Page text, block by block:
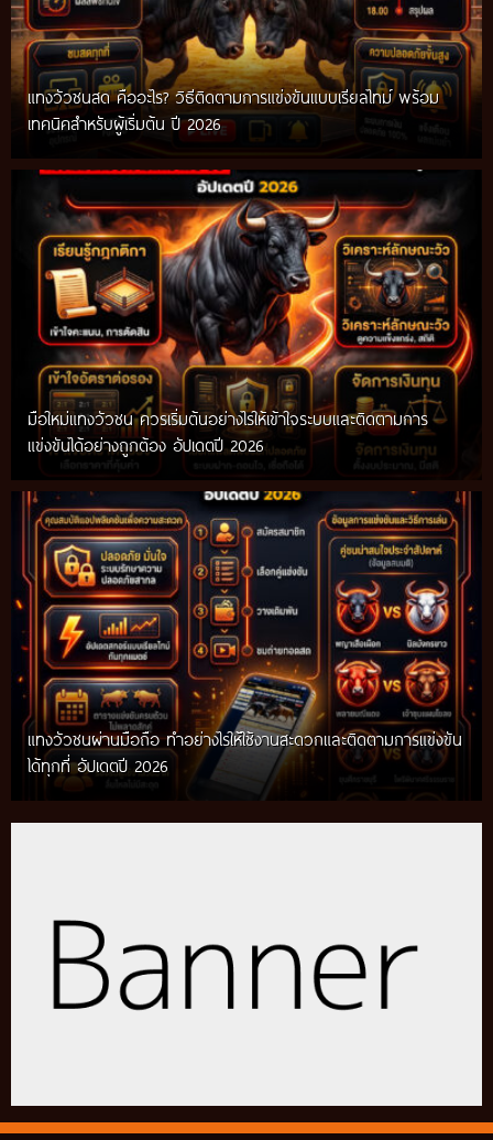
แทงวัวชนสด คืออะไร? วิธีติดตามการแข่งขันแบบเรียลไทม์ พร้อม
เทคนิคสำหรับผู้เริ่มต้น ปี 2026
มือใหม่แทงวัวชน ควรเริ่มต้นอย่างไรให้เข้าใจระบบและติดตามการ
แข่งขันได้อย่างถูกต้อง อัปเดตปี 2026
แทงวัวชนผ่านมือถือ ทำอย่างไรให้ใช้งานสะดวกและติดตามการแข่งขัน
ได้ทุกที่ อัปเดตปี 2026